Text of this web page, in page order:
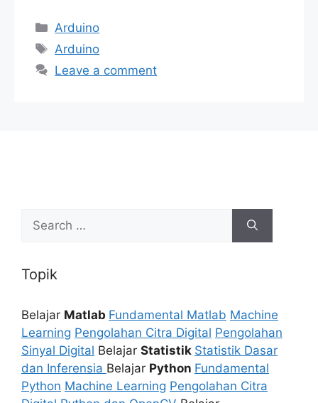
Categories
Arduino
Tags
Arduino
Leave a comment
for:
Topik
Belajar Matlab Fundamental Matlab Machine
Learning Pengolahan Citra Digital Pengolahan
Sinyal Digital Belajar Statistik Statistik Dasar
dan Inferensia Belajar Python Fundamental
Python Machine Learning Pengolahan Citra